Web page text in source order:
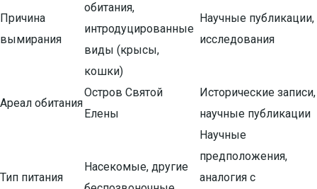
Причина
вымирания
обитания,
интродуцированные
виды (крысы,
кошки)
Научные публикации,
исследования
Ареал обитания
Остров Святой
Елены
Исторические записи,
научные публикации
Тип питания
Насекомые, другие
Научные
предположения,
аналогия с